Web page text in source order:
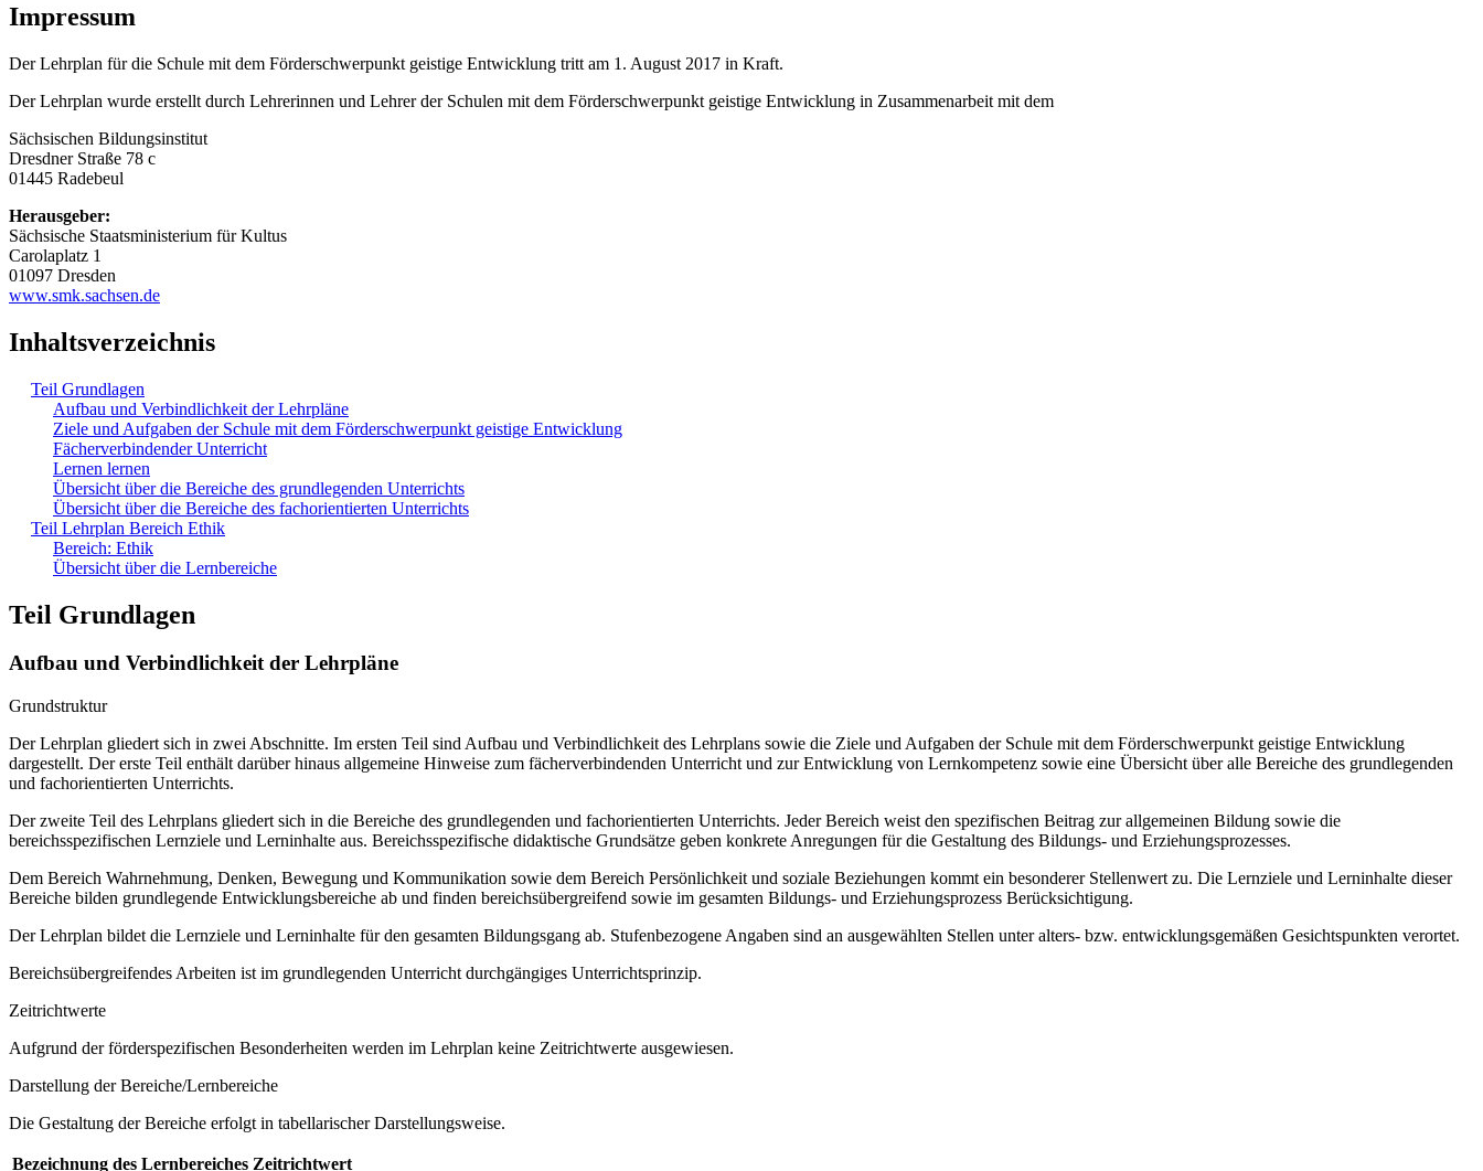
Impressum
Der Lehrplan für die Schule mit dem Förderschwerpunkt geistige Entwicklung tritt am 1. August 2017 in Kraft.
Der Lehrplan wurde erstellt durch Lehrerinnen und Lehrer der Schulen mit dem Förderschwerpunkt geistige Entwicklung in Zusammenarbeit mit dem
Sächsischen Bildungsinstitut
Dresdner Straße 78 c
01445 Radebeul
Herausgeber:
Sächsische Staatsministerium für Kultus
Carolaplatz 1
01097 Dresden
www.smk.sachsen.de
Inhaltsverzeichnis
Teil Grundlagen
Aufbau und Verbindlichkeit der Lehrpläne
Ziele und Aufgaben der Schule mit dem Förderschwerpunkt geistige Entwicklung
Fächerverbindender Unterricht
Lernen lernen
Übersicht über die Bereiche des grundlegenden Unterrichts
Übersicht über die Bereiche des fachorientierten Unterrichts
Teil Lehrplan Bereich Ethik
Bereich: Ethik
Übersicht über die Lernbereiche
Teil Grundlagen
Aufbau und Verbindlichkeit der Lehrpläne
Grundstruktur
Der Lehrplan gliedert sich in zwei Abschnitte. Im ersten Teil sind Aufbau und Verbindlichkeit des Lehrplans sowie die Ziele und Aufgaben der Schule mit dem Förderschwerpunkt geistige Entwicklung
dargestellt. Der erste Teil enthält darüber hinaus allgemeine Hinweise zum fächerverbindenden Unterricht und zur Entwicklung von Lernkompetenz sowie eine Übersicht über alle Bereiche des grundlegenden
und fachorientierten Unterrichts.
Der zweite Teil des Lehrplans gliedert sich in die Bereiche des grundlegenden und fachorientierten Unterrichts. Jeder Bereich weist den spezifischen Beitrag zur allgemeinen Bildung sowie die
bereichsspezifischen Lernziele und Lerninhalte aus. Bereichsspezifische didaktische Grundsätze geben konkrete Anregungen für die Gestaltung des Bildungs- und Erziehungsprozesses.
Dem Bereich Wahrnehmung, Denken, Bewegung und Kommunikation sowie dem Bereich Persönlichkeit und soziale Beziehungen kommt ein besonderer Stellenwert zu. Die Lernziele und Lerninhalte dieser
Bereiche bilden grundlegende Entwicklungsbereiche ab und finden bereichsübergreifend sowie im gesamten Bildungs- und Erziehungsprozess Berücksichtigung.
Der Lehrplan bildet die Lernziele und Lerninhalte für den gesamten Bildungsgang ab. Stufenbezogene Angaben sind an ausgewählten Stellen unter alters- bzw. entwicklungsgemäßen Gesichtspunkten verortet.
Bereichsübergreifendes Arbeiten ist im grundlegenden Unterricht durchgängiges Unterrichtsprinzip.
Zeitrichtwerte
Aufgrund der förderspezifischen Besonderheiten werden im Lehrplan keine Zeitrichtwerte ausgewiesen.
Darstellung der Bereiche/Lernbereiche
Die Gestaltung der Bereiche erfolgt in tabellarischer Darstellungsweise.
Bezeichnung des Lernbereiches Zeitrichtwert